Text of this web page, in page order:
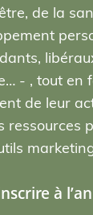
de la
- , tout en
de leur
ressources
à